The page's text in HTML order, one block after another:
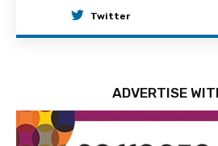
Twitter
ADVERTISE